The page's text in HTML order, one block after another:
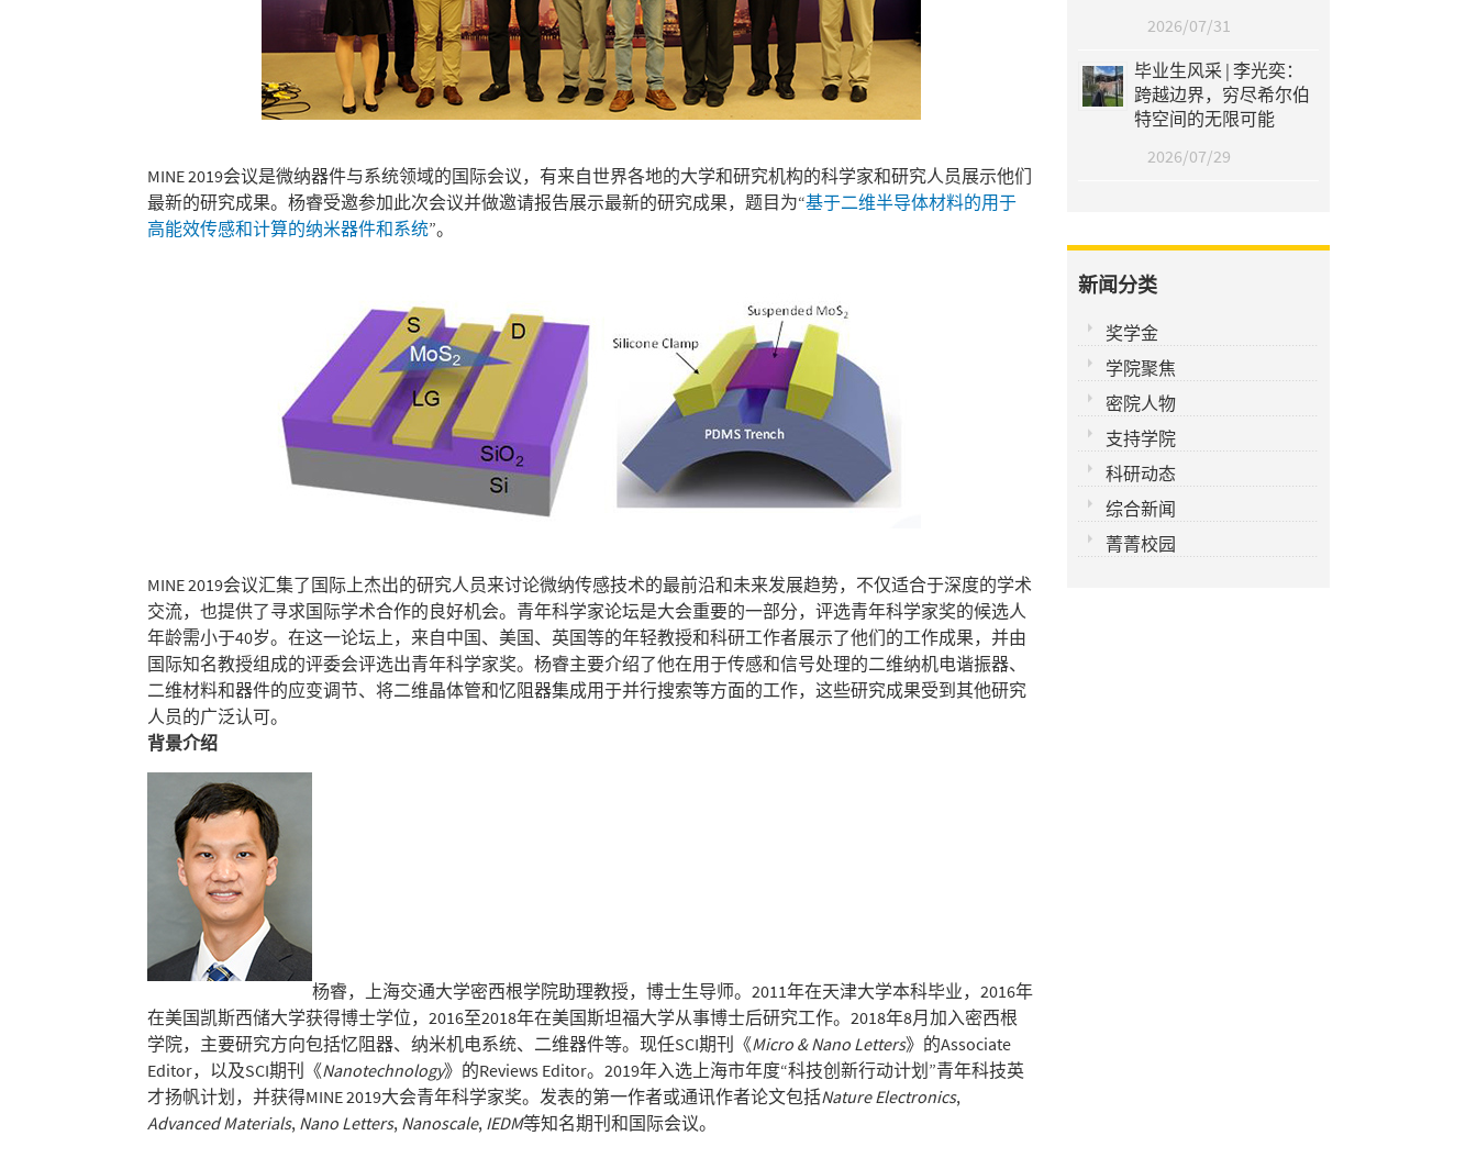
MINE 2019会议是微纳器件与系统领域的国际会议，有来自世界各地的大学和研究机构的科学家和研究人员展示他们
最新的研究成果。杨睿受邀参加此次会议并做邀请报告展示最新的研究成果，题目为“基于二维半导体材料的用于
高能效传感和计算的纳米器件和系统”。
MINE 2019会议汇集了国际上杰出的研究人员来讨论微纳传感技术的最前沿和未来发展趋势，不仅适合于深度的学术
交流，也提供了寻求国际学术合作的良好机会。青年科学家论坛是大会重要的一部分，评选青年科学家奖的候选人
年龄需小于40岁。在这一论坛上，来自中国、美国、英国等的年轻教授和科研工作者展示了他们的工作成果，并由
国际知名教授组成的评委会评选出青年科学家奖。杨睿主要介绍了他在用于传感和信号处理的二维纳机电谐振器、
二维材料和器件的应变调节、将二维晶体管和忆阻器集成用于并行搜索等方面的工作，这些研究成果受到其他研究
人员的广泛认可。
背景介绍
杨睿，上海交通大学密西根学院助理教授，博士生导师。2011年在天津大学本科毕业，2016年
在美国凯斯西储大学获得博士学位，2016至2018年在美国斯坦福大学从事博士后研究工作。2018年8月加入密西根
学院，主要研究方向包括忆阻器、纳米机电系统、二维器件等。现任SCI期刊《Micro & Nano Letters》的Associate
Editor，以及SCI期刊《Nanotechnology》的Reviews Editor。2019年入选上海市年度“科技创新行动计划”青年科技英
才扬帆计划，并获得MINE 2019大会青年科学家奖。发表的第一作者或通讯作者论文包括Nature Electronics,
Advanced Materials, Nano Letters, Nanoscale, IEDM等知名期刊和国际会议。
2026/07/31
毕业生风采 | 李光奕：
跨越边界，穷尽希尔伯
特空间的无限可能
2026/07/29
新闻分类
奖学金
学院聚焦
密院人物
支持学院
科研动态
综合新闻
菁菁校园